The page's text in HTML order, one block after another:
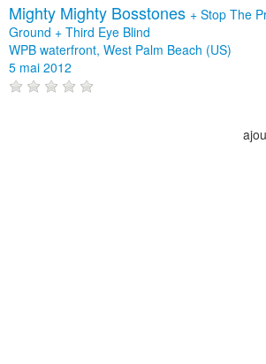
Mighty Mighty Bosstones + Stop The
Ground + Third Eye Blind
WPB waterfront, West Palm Beach (US)
5 mai 2012